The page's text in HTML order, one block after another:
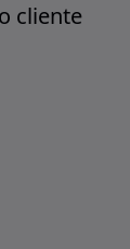
cliente